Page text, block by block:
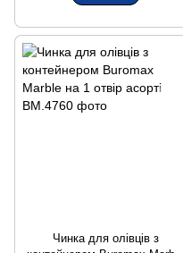
Чинка для олівців з